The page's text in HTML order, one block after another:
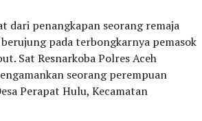
dari penangkapan seorang remaja
pada terbongkarnya pemasok
Sat Resnarkoba Polres Aceh
seorang perempuan
Perapat Hulu, Kecamatan